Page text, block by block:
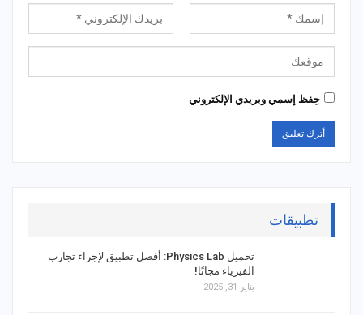
حِفظ إسمي وبريدي الإلكتروني
تطبيقات
تحميل Physics Lab: أفضل تطبيق لإجراء تجارب
الفيزياء مجانًا!
يناير 31, 2025